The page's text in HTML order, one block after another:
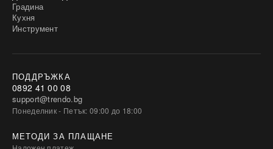
Градина
Кухня
Инструмент
ПОДДРЪЖКА
0892 41 00 08
support@trendo.bg
Понеделник - Петък: 09:00 до 18:00
МЕТОДИ ЗА ПЛАЩАНЕ